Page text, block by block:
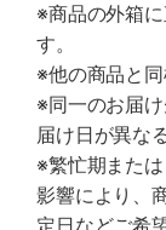
※商品の外箱
す。
※他の商品と
※同一のお届
届け日が異な
※繁忙期また
影響により、
定日などご希